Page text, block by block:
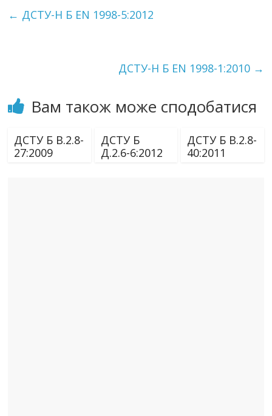
← ДСТУ-Н Б EN 1998-5:2012
ДСТУ-Н Б EN 1998-1:2010 →
Вам також може сподобатися
ДСТУ Б В.2.8-
27:2009
ДСТУ Б
Д.2.6-6:2012
ДСТУ Б В.2.8-
40:2011